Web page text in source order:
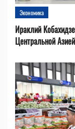
Экономика
Ираклий
Центральной Азией